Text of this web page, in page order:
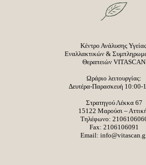
Κέντρο Ανάλυσης
Εναλλακτικών &
Θεραπειών VITASCAN
Ωράριο λειτουργίας:
Δευτέρα-Παρασκευή 10:00-
Στρατηγού Λέκκα 67
15122 Μαρούσι –
Τηλέφωνο:
Fax: 2106106091
Email: